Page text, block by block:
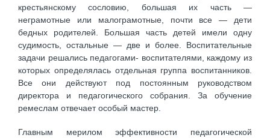
крестьянскому сословию, большая их часть —
неграмотные или малограмотные, почти все — дети
бедных родителей. Большая часть детей имели одну
судимость, остальные — две и более. Воспитательные
задачи решались педагогами- воспитателями, каждому из
которых определялась отдельная группа воспитанников.
Все они действуют под постоянным руководством
директора и педагогического собрания. За обучение
ремеслам отвечает особый мастер.
Главным мерилом эффективности педагогической